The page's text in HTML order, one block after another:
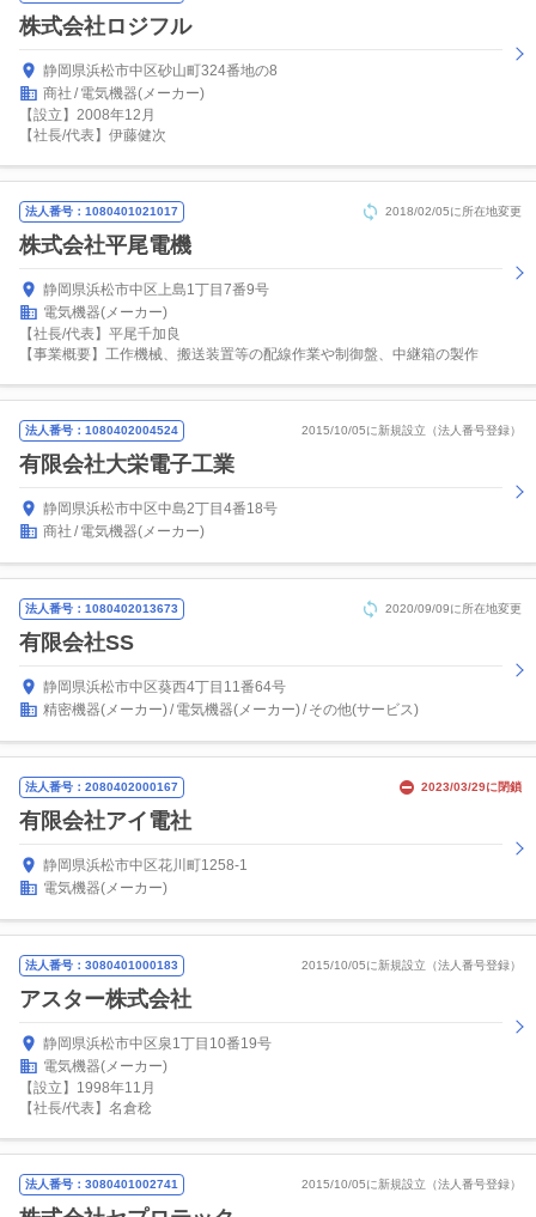
株式会社ロジフル
静岡県浜松市中区砂山町324番地の8
商社
電気機器(メーカー)
【設立】2008年12月
【社長/代表】伊藤健次
法人番号：1080401021017 2018/02/05に所在地変更
株式会社平尾電機
静岡県浜松市中区上島1丁目7番9号
電気機器(メーカー)
【社長/代表】平尾千加良
【事業概要】工作機械、搬送装置等の配線作業や制御盤、中継箱の製作
法人番号：1080402004524 2015/10/05に新規設立（法人番号登録）
有限会社大栄電子工業
静岡県浜松市中区中島2丁目4番18号
商社
電気機器(メーカー)
法人番号：1080402013673 2020/09/09に所在地変更
有限会社SS
静岡県浜松市中区葵西4丁目11番64号
精密機器(メーカー) 電気機器(メーカー) その他(サービス)
法人番号：2080402000167 2023/03/29に閉鎖
有限会社アイ電社
静岡県浜松市中区花川町1258-1
電気機器(メーカー)
法人番号：3080401000183 2015/10/05に新規設立（法人番号登録）
アスター株式会社
静岡県浜松市中区泉1丁目10番19号
電気機器(メーカー)
【設立】1998年11月
【社長/代表】名倉稔
法人番号：3080401002741 2015/10/05に新規設立（法人番号登録）